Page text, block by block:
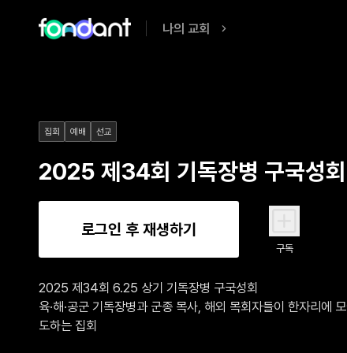
나의 교회
집회 예배 선교
2025 제34회 기독장병 구국성회
로그인 후 재생하기
구독
2025 제34회 6.25 상기 기독장병 구국성회
육·해·공군 기독장병과 군종 목사, 해외 목회자들이 한자리에
도하는 집회